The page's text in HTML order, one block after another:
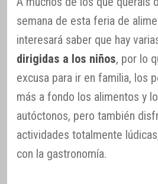
semana de esta feria de
interesará saber que hay
dirigidas a los niños, por lo
excusa para ir en familia, los
más a fondo los alimentos y
autóctonos, pero también
actividades totalmente
con la gastronomía.